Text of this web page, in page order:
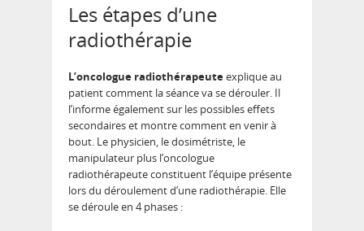
Les étapes d’une
radiothérapie
L’oncologue radiothérapeuteexplique au
patient comment la séance va se dérouler. Il
l’informe également sur les possibles effets
secondaires et montre comment en venir à
bout. Le physicien, le dosimétriste, le
manipulateur plus l’oncologue
radiothérapeute constituent l’équipe présente
lors du déroulement d’une radiothérapie. Elle
se déroule en 4 phases :